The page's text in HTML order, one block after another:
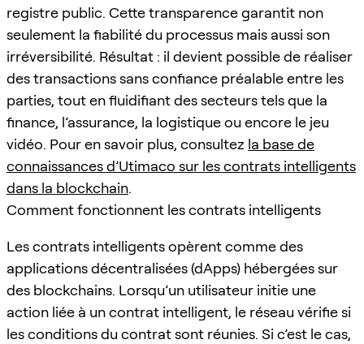
registre public. Cette transparence garantit non
seulement la fiabilité du processus mais aussi son
irréversibilité. Résultat : il devient possible de réaliser
des transactions sans confiance préalable entre les
parties, tout en fluidifiant des secteurs tels que la
finance, l’assurance, la logistique ou encore le jeu
vidéo. Pour en savoir plus, consultez la base de
connaissances d’Utimaco sur les contrats intelligents
dans la blockchain.
Comment fonctionnent les contrats intelligents
Les contrats intelligents opèrent comme des
applications décentralisées (dApps) hébergées sur
des blockchains. Lorsqu’un utilisateur initie une
action liée à un contrat intelligent, le réseau vérifie si
les conditions du contrat sont réunies. Si c’est le cas,